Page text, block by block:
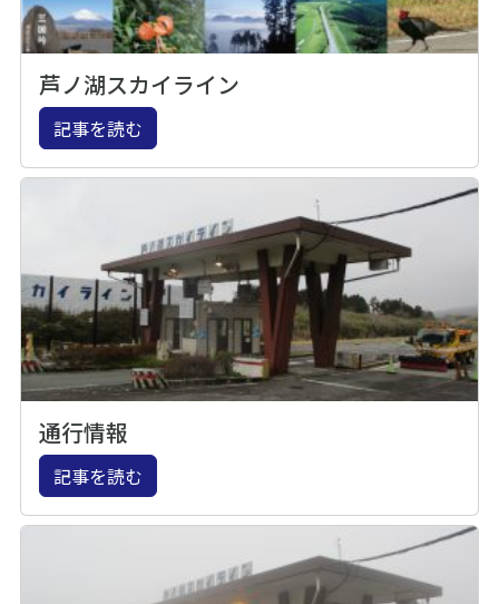
芦ノ湖スカイライン
記事を読む
通行情報
記事を読む